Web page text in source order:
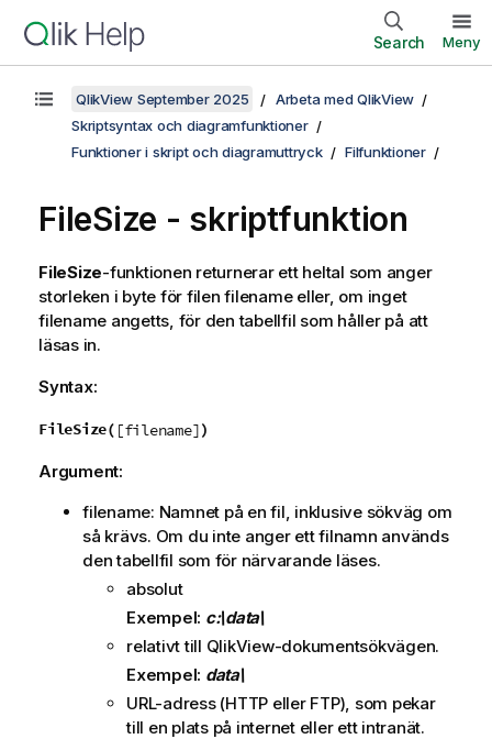
Search Meny
QlikView September 2025
Arbeta med QlikView
Skriptsyntax och diagramfunktioner
Funktioner i skript och diagramuttryck
Filfunktioner
FileSize - skriptfunktion
FileSize-funktionen returnerar ett heltal som anger
storleken i byte för filenfilenameeller, om inget
filename angetts, för den tabellfil som håller på att
läsas in.
Syntax:
FileSize( [filename])
Argument:
filename: Namnet på en fil, inklusive sökväg om
så krävs. Om du inte anger ett filnamn används
den tabellfil som för närvarande läses.
absolut
Exempel: c:\data\
relativt till QlikView-dokumentsökvägen.
Exempel: data\
URL-adress (HTTP eller FTP), som pekar
till en plats på internet eller ett intranät.